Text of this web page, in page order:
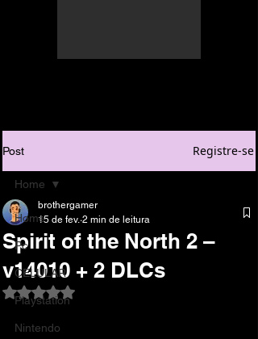
Post Registre-se
Home
Pc
CELULAR
Playstation
Nintendo
Home
Spirit of the North 2 –
v14010 + 2 DLCs
brothergamer
15 de fev. 2 min de leitura
Avaliado com NaN de 5 estrelas.